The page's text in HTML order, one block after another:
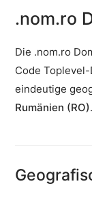
Kontakte
TLD-
TOOLS
Lookup
HTTP-
.nom.ro
Die .nom.ro
Code Toplevel-
eindeutige
Rumänien (RO).